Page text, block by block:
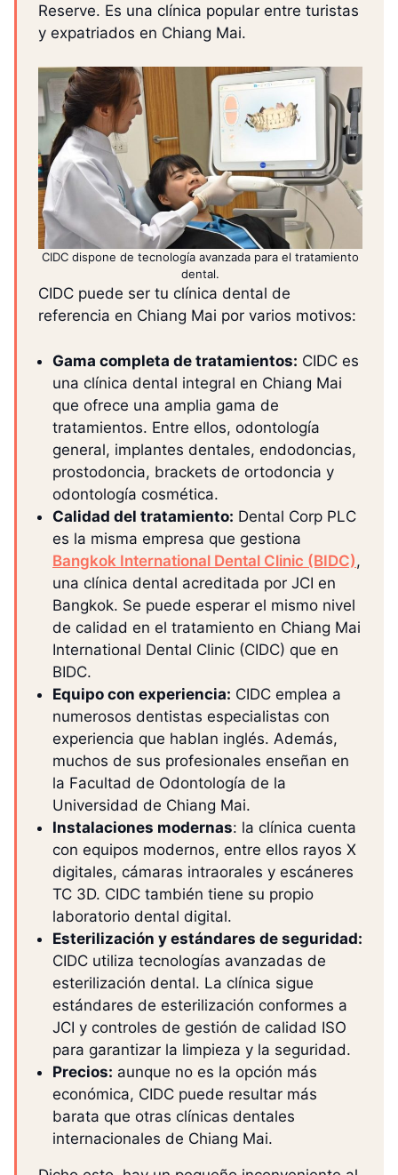
Reserve. Es una clínica popular entre turistas
y expatriados en Chiang Mai.
CIDC dispone de tecnología avanzada para el tratamiento
dental.
CIDC puede ser tu clínica dental de
referencia en Chiang Mai por varios motivos:
Gama completa de tratamientos: CIDC es
una clínica dental integral en Chiang Mai
que ofrece una amplia gama de
tratamientos. Entre ellos, odontología
general, implantes dentales, endodoncias,
prostodoncia, brackets de ortodoncia y
odontología cosmética.
Calidad del tratamiento: Dental Corp PLC
es la misma empresa que gestiona
Bangkok International Dental Clinic (BIDC),
una clínica dental acreditada por JCI en
Bangkok. Se puede esperar el mismo nivel
de calidad en el tratamiento en Chiang Mai
International Dental Clinic (CIDC) que en
BIDC.
Equipo con experiencia: CIDC emplea a
numerosos dentistas especialistas con
experiencia que hablan inglés. Además,
muchos de sus profesionales enseñan en
la Facultad de Odontología de la
Universidad de Chiang Mai.
Instalaciones modernas: la clínica cuenta
con equipos modernos, entre ellos rayos X
digitales, cámaras intraorales y escáneres
TC 3D. CIDC también tiene su propio
laboratorio dental digital.
Esterilización y estándares de seguridad:
CIDC utiliza tecnologías avanzadas de
esterilización dental. La clínica sigue
estándares de esterilización conformes a
JCI y controles de gestión de calidad ISO
para garantizar la limpieza y la seguridad.
Precios: aunque no es la opción más
económica, CIDC puede resultar más
barata que otras clínicas dentales
internacionales de Chiang Mai.